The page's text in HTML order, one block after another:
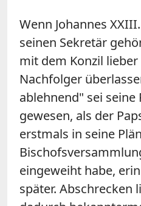
Wenn Johannes
seinen Sekretär
mit dem Konzil
Nachfolger
ablehnend" sei seine
gewesen, als der
erstmals in seine
eingeweiht habe,
später. Abschrecken